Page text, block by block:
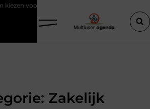
met een tussenjas
Zakelijk